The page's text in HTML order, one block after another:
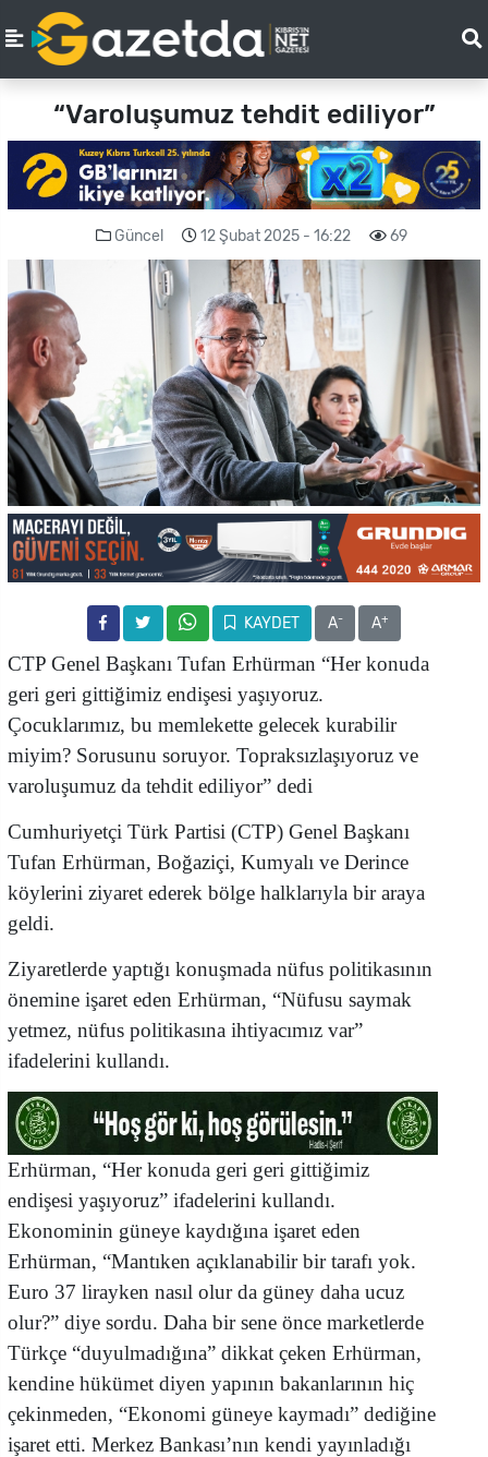
“Varoluşumuz tehdit ediliyor”
Güncel 12 Şubat 2025 - 16:22 69
KAYDET A- A+
CTP Genel Başkanı Tufan Erhürman “Her konuda
geri geri gittiğimiz endişesi yaşıyoruz.
Çocuklarımız, bu memlekette gelecek kurabilir
miyim? Sorusunu soruyor. Topraksızlaşıyoruz ve
varoluşumuz da tehdit ediliyor” dedi
Cumhuriyetçi Türk Partisi (CTP) Genel Başkanı
Tufan Erhürman, Boğaziçi, Kumyalı ve Derince
köylerini ziyaret ederek bölge halklarıyla bir araya
geldi.
Ziyaretlerde yaptığı konuşmada nüfus politikasının
önemine işaret eden Erhürman, “Nüfusu saymak
yetmez, nüfus politikasına ihtiyacımız var”
ifadelerini kullandı.
Erhürman, “Her konuda geri geri gittiğimiz
endişesi yaşıyoruz” ifadelerini kullandı.
Ekonominin güneye kaydığına işaret eden
Erhürman, “Mantıken açıklanabilir bir tarafı yok.
Euro 37 lirayken nasıl olur da güney daha ucuz
olur?” diye sordu. Daha bir sene önce marketlerde
Türkçe “duyulmadığına” dikkat çeken Erhürman,
kendine hükümet diyen yapının bakanlarının hiç
çekinmeden, “Ekonomi güneye kaymadı” dediğine
işaret etti. Merkez Bankası’nın kendi yayınladığı